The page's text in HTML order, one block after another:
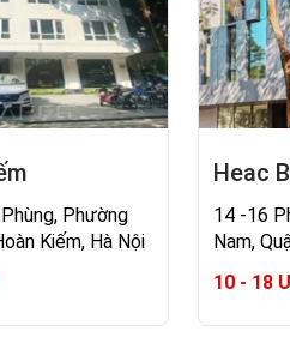
Phường
Kiếm, Hà Nội
Heac
14 -16
Nam,
10 - 18